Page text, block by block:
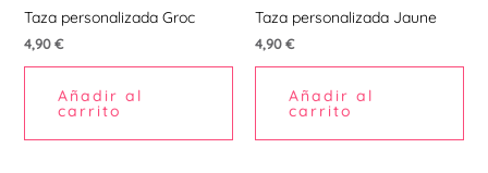
Taza personalizada Groc
4,90€
Añadir al
carrito
Taza personalizada Jaune
4,90€
Añadir al
carrito